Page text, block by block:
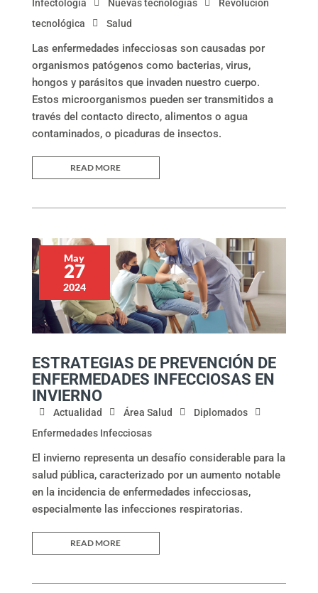
Infectología Nuevas tecnologías
Revolución
tecnológica
Salud
Las enfermedades infecciosas son causadas por
organismos patógenos como bacterias, virus,
hongos y parásitos que invaden nuestro cuerpo.
Estos microorganismos pueden ser transmitidos a
través del contacto directo, alimentos o agua
contaminados, o picaduras de insectos.
READ MORE
ESTRATEGIAS DE PREVENCIÓN DE
ENFERMEDADES INFECCIOSAS EN
INVIERNO
Actualidad Área Salud
Diplomados
Enfermedades Infecciosas
El invierno representa un desafío considerable para la
salud pública, caracterizado por un aumento notable
en la incidencia de enfermedades infecciosas,
especialmente las infecciones respiratorias.
READ MORE
May
27
2024